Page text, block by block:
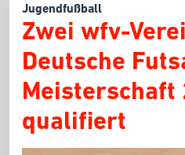
Jugendfußball
Zwei wfv-
Deutsche
Meisterschaft
qualifiert